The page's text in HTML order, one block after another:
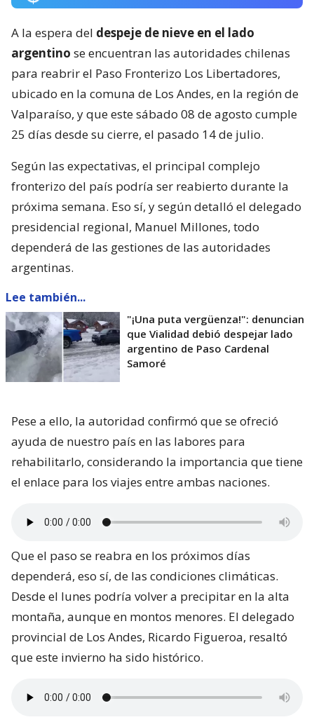
A la espera del despeje de nieve en el lado
argentino se encuentran las autoridades chilenas
para reabrir el Paso Fronterizo Los Libertadores,
ubicado en la comuna de Los Andes, en la región de
Valparaíso, y que este sábado 08 de agosto cumple
25 días desde su cierre, el pasado 14 de julio.
Según las expectativas, el principal complejo
fronterizo del país podría ser reabierto durante la
próxima semana. Eso sí, y según detalló el delegado
presidencial regional, Manuel Millones, todo
dependerá de las gestiones de las autoridades
argentinas.
Lee también...
"¡Una puta vergüenza!": denuncian
que Vialidad debió despejar lado
argentino de Paso Cardenal
Samoré
Pese a ello, la autoridad confirmó que se ofreció
ayuda de nuestro país en las labores para
rehabilitarlo, considerando la importancia que tiene
el enlace para los viajes entre ambas naciones.
Que el paso se reabra en los próximos días
dependerá, eso sí, de las condiciones climáticas.
Desde el lunes podría volver a precipitar en la alta
montaña, aunque en montos menores. El delegado
provincial de Los Andes, Ricardo Figueroa, resaltó
que este invierno ha sido histórico.